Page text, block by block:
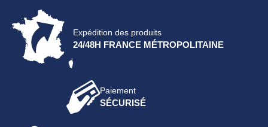
Expédition des produits
24/48H FRANCE MÉTROPOLITAINE
Paiement
SÉCURISÉ